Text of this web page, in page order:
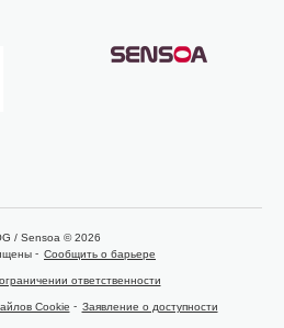
/ Sensoa © 2026
Сообщить о барьере
ответственности
Cookie Заявление о доступности